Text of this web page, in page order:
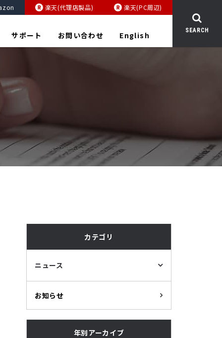
楽天(代理店製品) 楽天(PC周辺)
サポート お問い合わせ English SEARCH
カテゴリ
ニュース
お知らせ
年別アーカイブ